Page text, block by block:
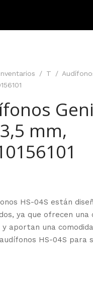
/ T /
mm,
HS-04S están
ya que ofrecen una
aportan una
HS-04S para